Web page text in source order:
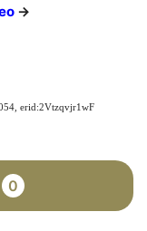
->
erid:2Vtzqvjr1wF
0